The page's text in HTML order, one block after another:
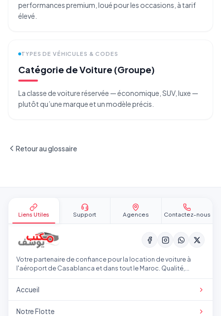
performances premium, loué pour les occasions, à tarif
élevé.
TYPES DE VÉHICULES & CODES
Catégorie de Voiture (Groupe)
La classe de voiture réservée — économique, SUV, luxe —
plutôt qu’une marque et un modèle précis.
Retour au glossaire
Liens Utiles Support Agences Contactez-nous
Votre partenaire de confiance pour la location de voiture à
l'aéroport de Casablanca et dans tout le Maroc. Qualité,
Accueil
Notre Flotte